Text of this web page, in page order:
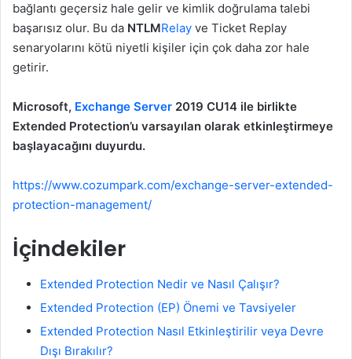
bağlantı geçersiz hale gelir ve kimlik doğrulama talebi
başarısız olur. Bu da NTLMRelay ve Ticket Replay
senaryolarını kötü niyetli kişiler için çok daha zor hale
getirir.
Microsoft, Exchange Server 2019 CU14 ile birlikte
Extended Protection’u varsayılan olarak etkinleştirmeye
başlayacağını duyurdu.
https://www.cozumpark.com/exchange-server-extended-
protection-management/
İçindekiler
Extended Protection Nedir ve Nasıl Çalışır?
Extended Protection (EP) Önemi ve Tavsiyeler
Extended Protection Nasıl Etkinleştirilir veya Devre
Dışı Bırakılır?